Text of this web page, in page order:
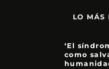
LO MÁS
‘El
como